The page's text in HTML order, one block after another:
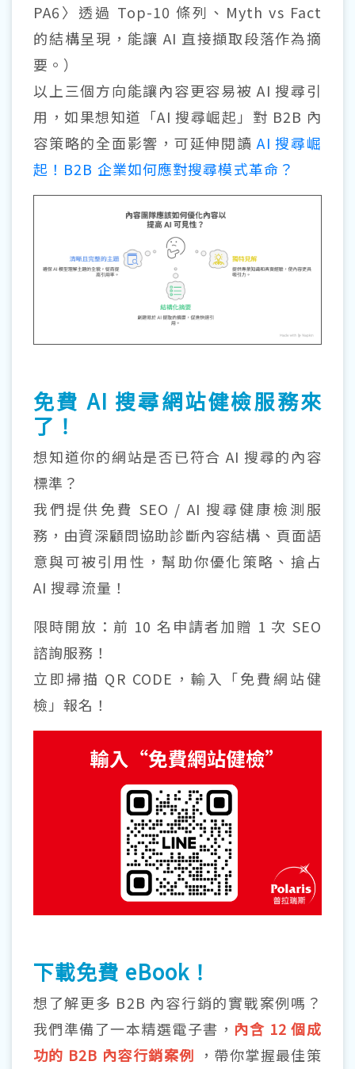
PA6〉透過 Top-10 條列、Myth vs Fact
的結構呈現，能讓 AI 直接擷取段落作為摘
要。）
以上三個方向能讓內容更容易被 AI 搜尋引
用，如果想知道「AI 搜尋崛起」對 B2B 內
容策略的全面影響，可延伸閱讀 AI 搜尋崛
起！B2B 企業如何應對搜尋模式革命？
免費 AI 搜尋網站健檢服務來
了！
想知道你的網站是否已符合 AI 搜尋的內容
標準？
我們提供免費 SEO / AI 搜尋健康檢測服
務，由資深顧問協助診斷內容結構、頁面語
意與可被引用性，幫助你優化策略、搶占
AI 搜尋流量！
限時開放：前 10 名申請者加贈 1 次 SEO
諮詢服務！
立即掃描 QR CODE，輸入「免費網站健
檢」報名！
下載免費 eBook！
想了解更多 B2B 內容行銷的實戰案例嗎？
我們準備了一本精選電子書， 內含 12 個成
功的 B2B 內容行銷案例 ，帶你掌握最佳策